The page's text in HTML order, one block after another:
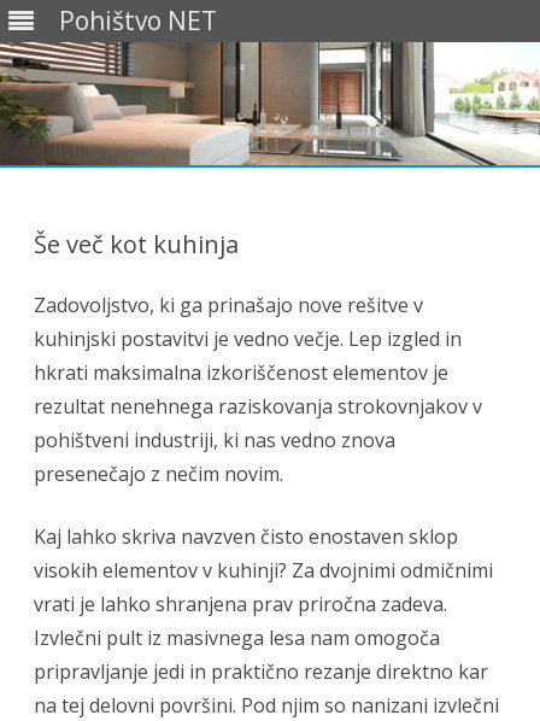
Pohištvo NET
Še več kot kuhinja
Zadovoljstvo, ki ga prinašajo nove rešitve v
kuhinjski postavitvi je vedno večje. Lep izgled in
hkrati maksimalna izkoriščenost elementov je
rezultat nenehnega raziskovanja strokovnjakov v
pohištveni industriji, ki nas vedno znova
presenečajo z nečim novim.
Kaj lahko skriva navzven čisto enostaven sklop
visokih elementov v kuhinji? Za dvojnimi odmičnimi
vrati je lahko shranjena prav priročna zadeva.
Izvlečni pult iz masivnega lesa nam omogoča
pripravljanje jedi in praktično rezanje direktno kar
na tej delovni površini. Pod njim so nanizani izvlečni